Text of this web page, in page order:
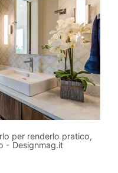
per renderlo pratico,
- Designmag.it